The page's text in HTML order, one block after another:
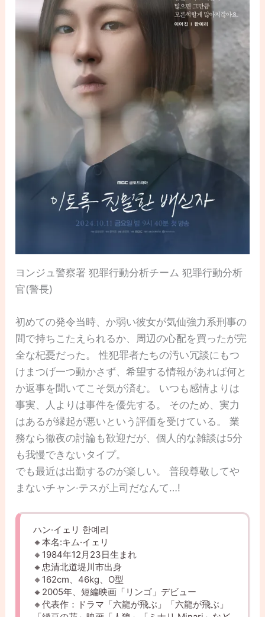
ヨンジュ警察署 犯罪行動分析チーム 犯罪行動分析
官(警長)
初めての発令当時、か弱い彼女が気仙強力系刑事の
間で持ちこたえられるか、周辺の心配を買ったが完
全な杞憂だった。 性犯罪者たちの汚い冗談にもつ
けまつげ一つ動かさず、希望する情報があれば何と
か返事を聞いてこそ気が済む。 いつも感情よりは
事実、人よりは事件を優先する。 そのため、実力
はあるが縁起が悪いという評価を受けている。 業
務なら徹夜の討論も歓迎だが、個人的な雑談は5分
も我慢できないタイプ。
でも最近は出勤するのが楽しい。 普段尊敬してや
まないチャン·テスが上司だなんて…!
ハン·イェリ 한예리
🔸本名:キム·イェリ
🔸1984年12月23日生まれ
🔸忠清北道堤川市出身
🔸162cm、46kg、O型
🔸2005年、短編映画「リンゴ」デビュー
🔸代表作：ドラマ「六龍が飛ぶ」「六龍が飛ぶ」